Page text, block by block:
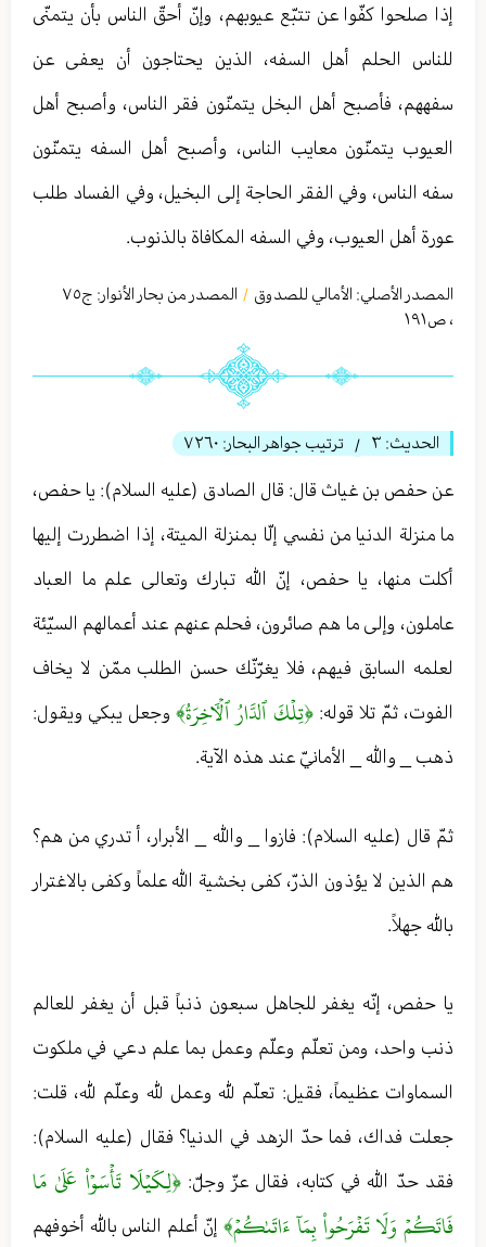
إذا صلحوا كفّوا عن تتبّع عيوبهم، وإنّ أحقّ الناس بأن يتمنّى
للناس الحلم أهل السفه، الذين يحتاجون أن يعفى عن
سفههم، فأصبح أهل البخل يتمنّون فقر الناس، وأصبح أهل
العيوب يتمنّون معايب الناس، وأصبح أهل السفه يتمنّون
سفه الناس، وفي الفقر الحاجة إلى البخيل، وفي الفساد طلب
عورة أهل العيوب، وفي السفه المكافاة بالذنوب.
المصدر الأصلي: الأمالي للصدوق / المصدر من بحار الأنوار: ج٧٥
، ص١٩١
الحديث: ٣ / ترتيب جواهر البحار: ٧٢٦٠
عن حفص بن غیاث قال: قال الصادق (عليه السلام): يا حفص،
ما منزلة الدنيا من نفسي إلّا بمنزلة الميتة، إذا اضطررت إليها
أكلت منها، يا حفص، إنّ الله تبارك وتعالى علم ما العباد
عاملون، وإلى ما هم صائرون، فحلم عنهم عند أعمالهم السيّئة
لعلمه السابق فيهم، فلا يغرّنّك حسن الطلب ممّن لا يخاف
الفوت، ثمّ تلا قوله:﴿تِلۡكَ ٱلدَّارُ ٱلۡأٓخِرَةُ﴾وجعل يبكي ويقول:
ذهب _ والله _ الأمانيّ عند هذه الآية.
ثمّ قال (عليه السلام): فازوا _ والله _ الأبرار، أ تدري من هم؟
هم الذين لا يؤذون الذرّ، كفى بخشية الله علماً وكفى بالاغترار
بالله جهلاً.
يا حفص، إنّه يغفر للجاهل سبعون ذنباً قبل أن يغفر للعالم
ذنب واحد، ومن تعلّم وعلّم وعمل بما علم دعي في ملكوت
السماوات عظيماً، فقيل: تعلّم لله وعمل لله وعلّم لله، قلت:
جعلت فداك، فما حدّ الزهد في الدنيا؟ فقال (عليه السلام):
فقد حدّ الله في كتابه، فقال عزّ وجلّ: ﴿لِكَيۡلَا تَأۡسَوۡاْ عَلَىٰ مَا
فَاتَكُمۡ وَلَا تَفۡرَحُواْ بِمَآ ءَاتَىٰكُمۡ﴾ إنّ أعلم الناس بالله أخوفهم